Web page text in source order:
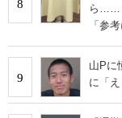
8
ら……
「参
9
山P
に「